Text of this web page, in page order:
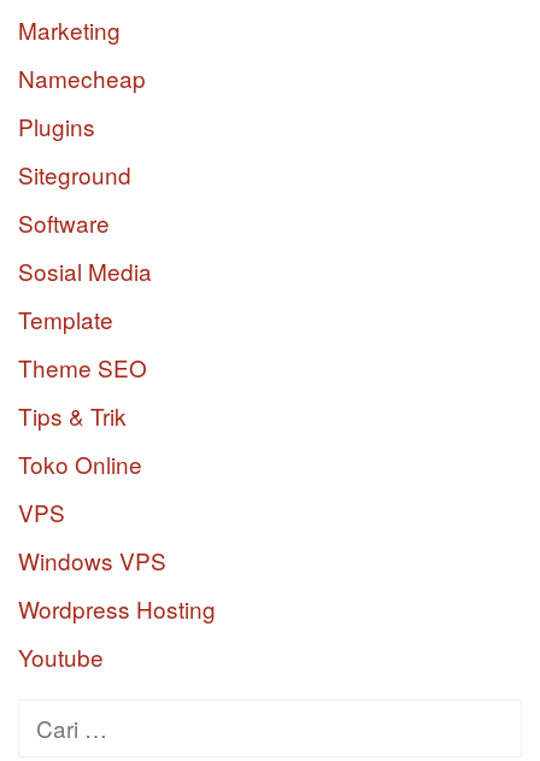
Marketing
Namecheap
Plugins
Siteground
Software
Sosial Media
Template
Theme SEO
Tips & Trik
Toko Online
VPS
Windows VPS
Wordpress Hosting
Youtube
Cari